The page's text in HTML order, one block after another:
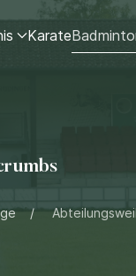
Karate